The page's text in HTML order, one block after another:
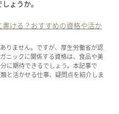
ょうか。
ける？おすすめの資格や活か
りません。ですが、厚生労働省が認
ニックに関係する資格は、食品や美
に期待できるでしょう。本記事で
と活かせる仕事、疑問点を紹介しま